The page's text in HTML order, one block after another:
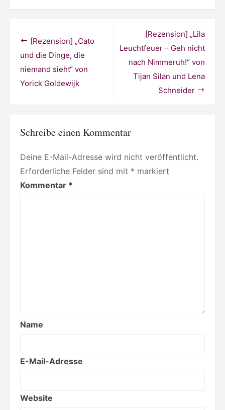
Zauberei
im
Algenwald“
Annette
Beitragsnavigation
[Rezension] „Lila
Leuchtfeuer – Geh nicht
nach Nimmeruh!“ von
Tijan Silan und Lena
Schneider
[Rezension] „Cato
und die Dinge, die
niemand sieht“ von
Yorick Goldewijk
Schreibe einen Kommentar
Deine E-Mail-Adresse wird nicht veröffentlicht.
Erforderliche Felder sind mit * markiert
Kommentar *
Name
E-Mail-Adresse
Website